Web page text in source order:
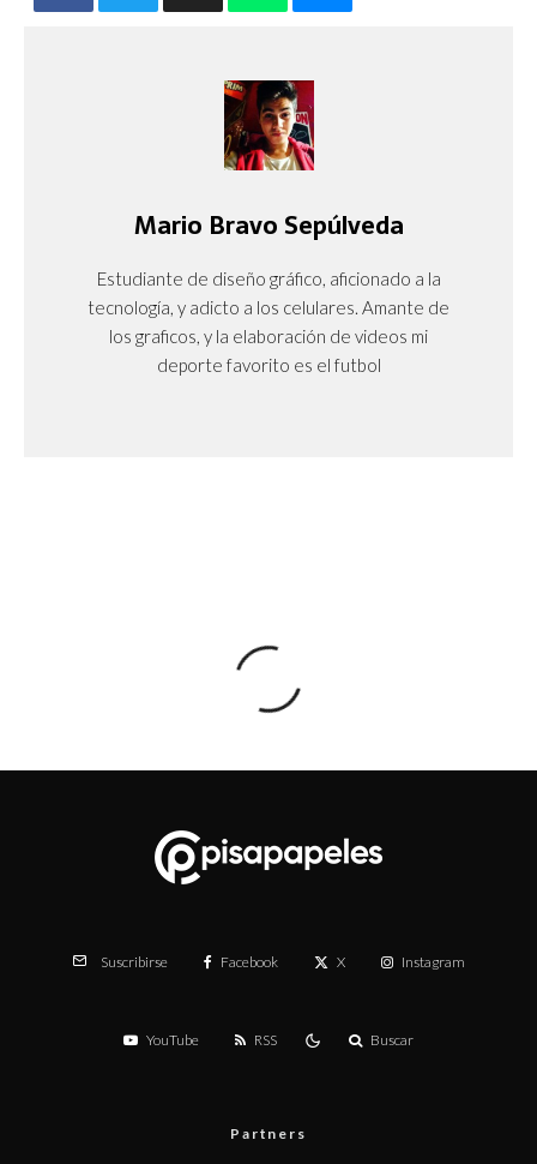
Mario Bravo Sepúlveda
Estudiante de diseño gráfico, aficionado a la
tecnología, y adicto a los celulares. Amante de
los graficos, y la elaboración de videos mi
deporte favorito es el futbol
Suscribirse Facebook X Instagram
YouTube RSS Buscar
Partners